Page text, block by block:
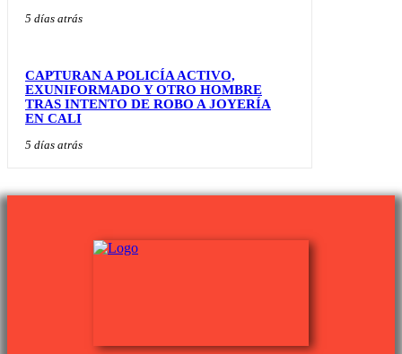
5 días atrás
CAPTURAN A POLICÍA ACTIVO,
EXUNIFORMADO Y OTRO HOMBRE
TRAS INTENTO DE ROBO A JOYERÍA
EN CALI
5 días atrás